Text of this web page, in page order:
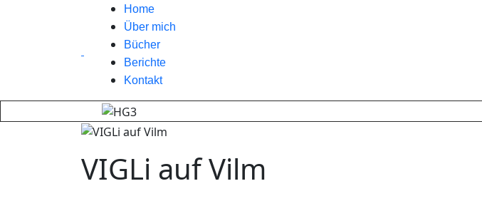
Home
Über mich
Bücher
Berichte
Kontakt
VIGLi auf Vilm